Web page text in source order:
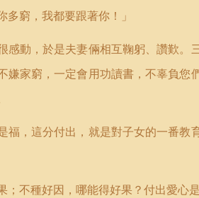
多窮，我都要跟著你！」
感動，於是夫妻倆相互鞠躬、讚歎
嫌家窮，一定會用功讀書，不辜負
福，這分付出，就是對子女的一番
；不種好因，哪能得好果？付出愛心